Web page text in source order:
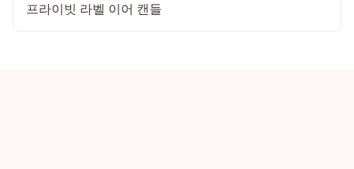
프라이빗 라벨 이어 캔들